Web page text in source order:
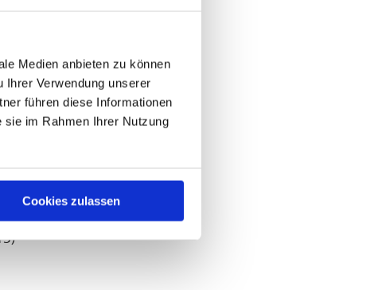
Medien anbieten zu können
Ihrer Verwendung unserer
führen diese Informationen
sie im Rahmen Ihrer Nutzung
Cookies zulassen
bei den
Kind von